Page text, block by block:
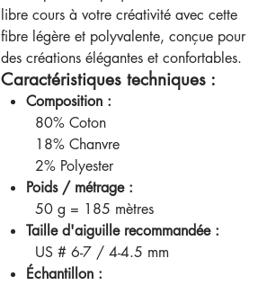
libre cours à votre créativité avec cette
fibre légère et polyvalente, conçue pour
des créations élégantes et confortables.
Caractéristiques techniques :
Composition :
80% Coton
18% Chanvre
2% Polyester
Poids / métrage :
50 g = 185 mètres
Taille d'aiguille recommandée :
US # 6-7 / 4-4.5 mm
Échantillon :